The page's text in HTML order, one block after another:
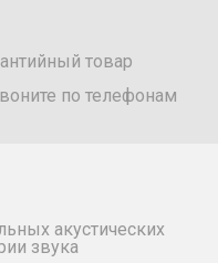
товар
по телефонам
акустических
звука